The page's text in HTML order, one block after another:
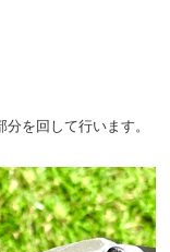
を回して行います。